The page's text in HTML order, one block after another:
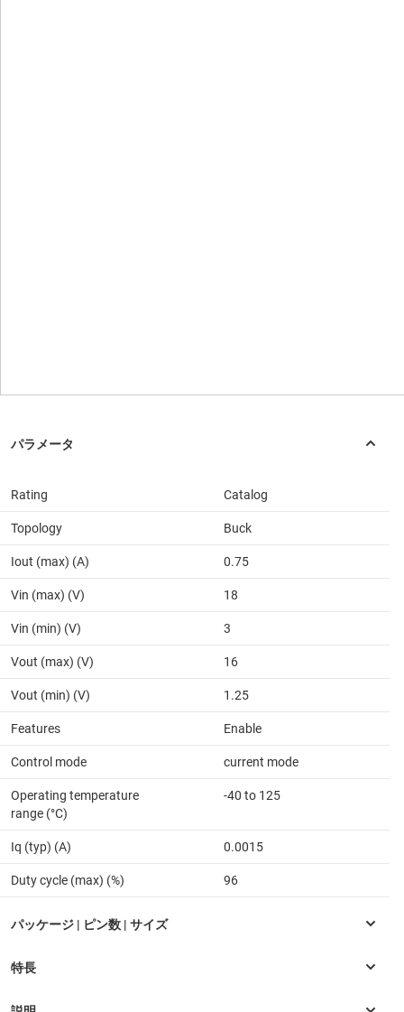
Rating Catalog
Topology Buck
Iout (max) (A) 0.75
Vin (max) (V) 18
Vin (min) (V) 3
Vout (max) (V) 16
Vout (min) (V) 1.25
Features Enable
Control mode current mode
Operating temperature
range (°C)
-40 to 125
Iq (typ) (A) 0.0015
Duty cycle (max) (%) 96